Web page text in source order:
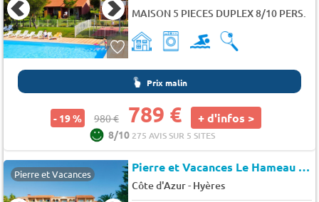
MAISON 5 PIECES DUPLEX 8/10 PERS.
Prix malin
- 19 % 980 € 789 € + d'infos >
8/10 275 AVIS SUR 5 SITES
Pierre et Vacances Pierre et Vacances Le Hameau De La Pinede
Côte d'Azur- Hyères